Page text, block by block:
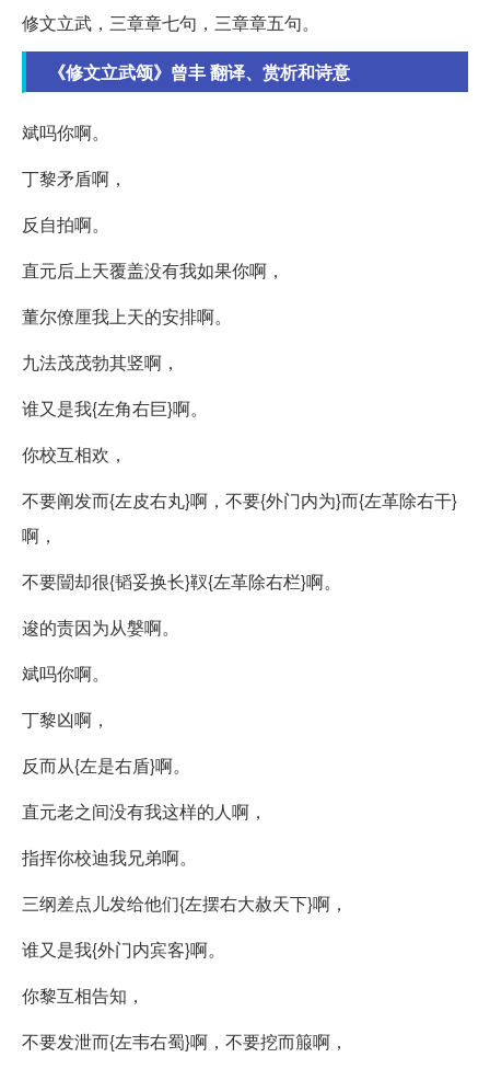
修文立武，三章章七句，三章章五句。
《修文立武颂》曾丰 翻译、赏析和诗意
斌吗你啊。
丁黎矛盾啊，
反自拍啊。
直元后上天覆盖没有我如果你啊，
董尔僚厘我上天的安排啊。
九法茂茂勃其竖啊，
谁又是我{左角右巨}啊。
你校互相欢，
不要阐发而{左皮右丸}啊，不要{外门内为}而{左革除右干}
啊，
不要闓却很{韬妥换长}靫{左革除右栏}啊。
逡的责因为从媻啊。
斌吗你啊。
丁黎凶啊，
反而从{左是右盾}啊。
直元老之间没有我这样的人啊，
指挥你校迪我兄弟啊。
三纲差点儿发给他们{左摆右大赦天下}啊，
谁又是我{外门内宾客}啊。
你黎互相告知，
不要发泄而{左韦右蜀}啊，不要挖而箙啊，